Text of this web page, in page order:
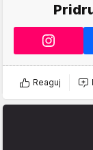
Reaguj